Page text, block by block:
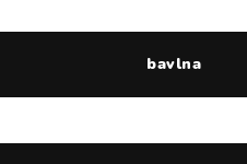
bavlna